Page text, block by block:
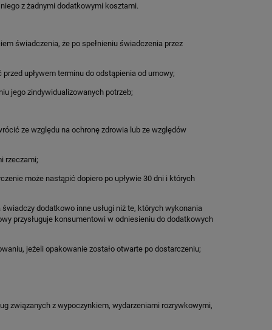
z żadnymi dodatkowymi kosztami.
świadczenia, że po spełnieniu świadczenia przez
upływem terminu do odstąpienia od umowy;
jego zindywidualizowanych potrzeb;
ze względu na ochronę zdrowia lub ze względów
rzeczami;
może nastąpić dopiero po upływie 30 dni i których
dodatkowo inne usługi niż te, których wykonania
przysługuje konsumentowi w odniesieniu do dodatkowych
jeżeli opakowanie zostało otwarte po dostarczeniu;
związanych z wypoczynkiem, wydarzeniami rozrywkowymi,